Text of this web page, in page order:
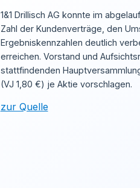
1&1 Drillisch AG konnte im
Zahl der Kundenverträge, den
Ergebniskennzahlen deutlich
erreichen. Vorstand und
stattfindenden
(VJ 1,80 €) je Aktie vorschlagen.
zur Quelle